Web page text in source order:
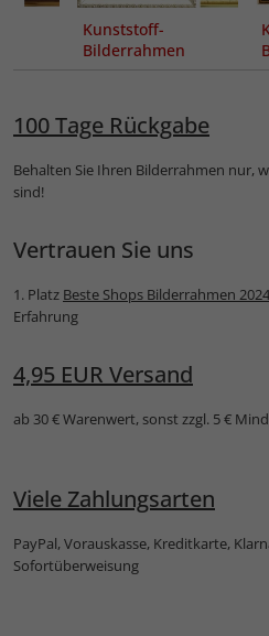
Kunststoff-
Bilderrahmen
100 Tage Rückgabe
Behalten Sie Ihren Bilderrahmen nur,
sind!
Vertrauen Sie uns
1. Platz Beste Shops Bilderrahmen 2024
Erfahrung
4,95 EUR Versand
ab 30 € Warenwert, sonst zzgl. 5 €
Viele Zahlungsarten
PayPal, Vorauskasse, Kreditkarte,
Sofortüberweisung